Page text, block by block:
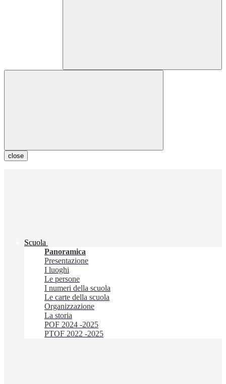
close
Scuola
Panoramica
Presentazione
I luoghi
Le persone
I numeri della scuola
Le carte della scuola
Organizzazione
La storia
POF 2024 -2025
PTOF 2022 -2025